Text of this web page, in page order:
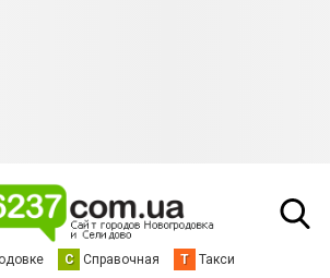
С Справочная Т Такси